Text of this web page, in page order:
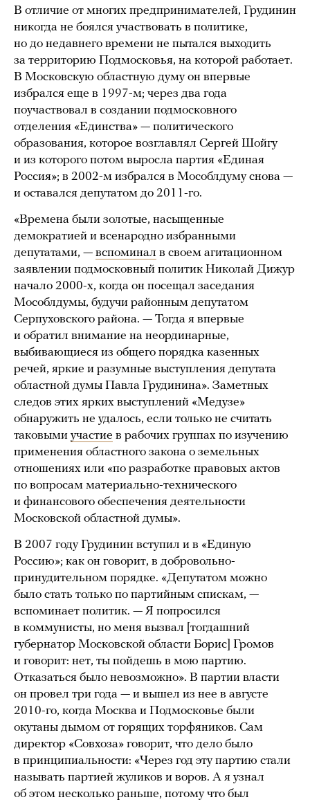
В отличие от многих предпринимателей, Грудинин
никогда не боялся участвовать в политике,
но до недавнего времени не пытался выходить
за территорию Подмосковья, на которой работает.
В Московскую областную думу он впервые
избрался еще в 1997-м; через два года
поучаствовал в создании подмосковного
отделения «Единства» — политического
образования, которое возглавлял Сергей Шойгу
и из которого потом выросла партия «Единая
Россия»; в 2002-м избрался в Мособлдуму снова —
и оставался депутатом до 2011-го.
«Времена были золотые, насыщенные
демократией и всенародно избранными
депутатами, — вспоминал в своем агитационном
заявлении подмосковный политик Николай Дижур
начало 2000-х, когда он посещал заседания
Мособлдумы, будучи районным депутатом
Серпуховского района. — Тогда я впервые
и обратил внимание на неординарные,
выбивающиеся из общего порядка казенных
речей, яркие и разумные выступления депутата
областной думы Павла Грудинина». Заметных
следов этих ярких выступлений «Медузе»
обнаружить не удалось, если только не считать
таковыми участие в рабочих группах по изучению
применения областного закона о земельных
отношениях или «по разработке правовых актов
по вопросам материально-технического
и финансового обеспечения деятельности
Московской областной думы».
В 2007 году Грудинин вступил и в «Единую
Россию»; как он говорит, в добровольно-
принудительном порядке. «Депутатом можно
было стать только по партийным спискам, —
вспоминает политик. — Я попросился
в коммунисты, но меня вызвал [тогдашний
губернатор Московской области Борис] Громов
и говорит: нет, ты пойдешь в мою партию.
Отказаться было невозможно». В партии власти
он провел три года — и вышел из нее в августе
2010-го, когда Москва и Подмосковье были
окутаны дымом от горящих торфяников. Сам
директор «Совхоза» говорит, что дело было
в принципиальности: «Через год эту партию стали
называть партией жуликов и воров. А я узнал
об этом несколько раньше, потому что был